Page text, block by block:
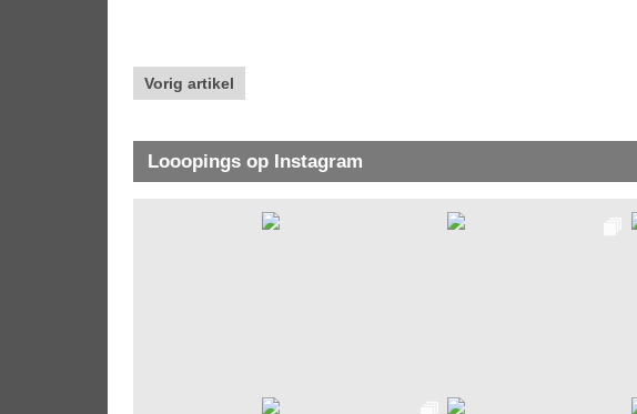
Vorig artikel
Looopings op Instagram